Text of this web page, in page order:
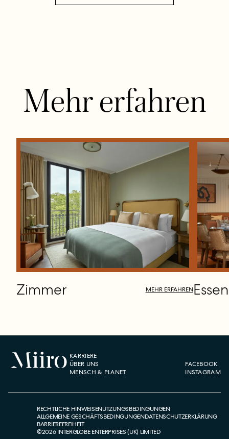
Mehr erfahren
Zimmer MEHR ERFAHREN
KARRIERE
ÜBER UNS
MENSCH & PLANET
FACEBOOK
INSTAGRAM
RECHTLICHE HINWEISENUTZUNGSBEDINGUNGEN
ALLGEMEINE GESCHÄFTSBEDINGUNGENDATENSCHUTZERKLÄRUNG
BARRIEREFREIHEIT
©2026INTERGLOBE ENTERPRISES (UK) LIMITED